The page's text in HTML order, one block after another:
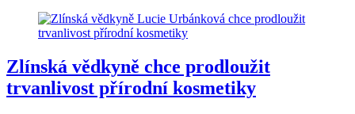
Zlínská vědkyně chce prodloužit
trvanlivost přírodní kosmetiky